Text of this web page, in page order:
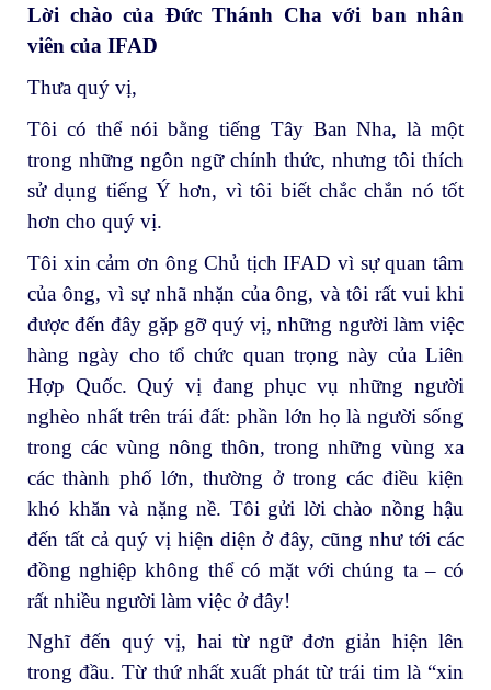
Lời chào của Đức Thánh Cha với ban nhân
viên của IFAD
Thưa quý vị,
Tôi có thể nói bằng tiếng Tây Ban Nha, là một
trong những ngôn ngữ chính thức, nhưng tôi thích
sử dụng tiếng Ý hơn, vì tôi biết chắc chắn nó tốt
hơn cho quý vị.
Tôi xin cảm ơn ông Chủ tịch IFAD vì sự quan tâm
của ông, vì sự nhã nhặn của ông, và tôi rất vui khi
được đến đây gặp gỡ quý vị, những người làm việc
hàng ngày cho tổ chức quan trọng này của Liên
Hợp Quốc. Quý vị đang phục vụ những người
nghèo nhất trên trái đất: phần lớn họ là người sống
trong các vùng nông thôn, trong những vùng xa
các thành phố lớn, thường ở trong các điều kiện
khó khăn và nặng nề. Tôi gửi lời chào nồng hậu
đến tất cả quý vị hiện diện ở đây, cũng như tới các
đồng nghiệp không thể có mặt với chúng ta – có
rất nhiều người làm việc ở đây!
Nghĩ đến quý vị, hai từ ngữ đơn giản hiện lên
trong đầu. Từ thứ nhất xuất phát từ trái tim là “xin